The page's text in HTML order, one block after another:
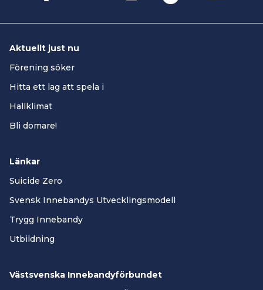
Aktuellt just nu
Förening söker
Hitta ett lag att spela i
Hallklimat
Bli domare!
Länkar
Suicide Zero
Svensk Innebandys Utvecklingsmodell
Trygg Innebandy
Utbildning
Västsvenska Innebandyförbundet